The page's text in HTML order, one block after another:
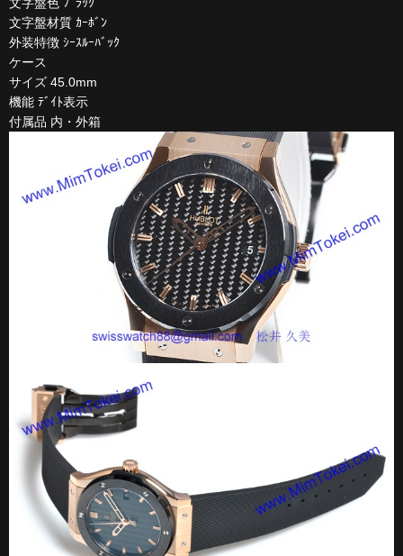
文字盤材質 ｶｰﾎﾞﾝ
外装特徴 ｼｰｽﾙｰﾊﾞｯｸ
ケース
サイズ 45.0mm
機能 ﾃﾞｲﾄ表示
付属品 内・外箱